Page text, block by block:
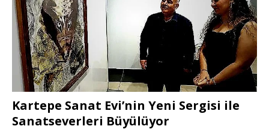
Kartepe Sanat Evi’nin Yeni Sergisi ile
Sanatseverleri Büyülüyor